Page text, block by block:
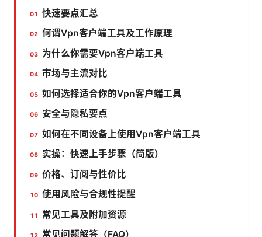
快速要点汇总
何谓Vpn客户端工具及工作原理
为什么你需要Vpn客户端工具
市场与主流对比
如何选择适合你的Vpn客户端工具
安全与隐私要点
如何在不同设备上使用Vpn客户端工具
实操：快速上手步骤（简版）
价格、订阅与性价比
使用风险与合规性提醒
常见工具及附加资源
常见问题解答（FAQ）